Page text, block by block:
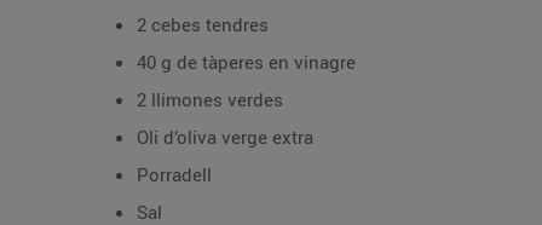
2 cebes tendres
40 g de tàperes en vinagre
2 llimones verdes
Oli d’oliva verge extra
Porradell
Sal